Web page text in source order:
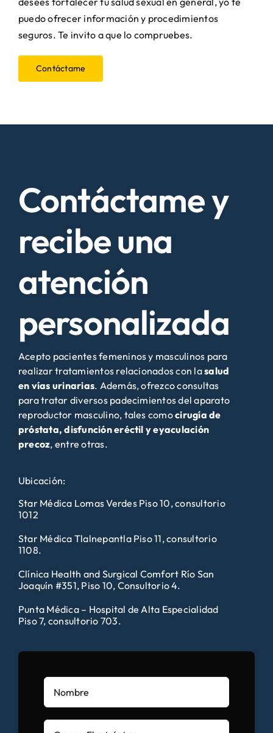
puedo ofrecer información y procedimientos
seguros. Te invito a que lo compruebes.
Contáctame
Contáctame y
recibe una
atención
personalizada
Acepto pacientes femeninos y masculinos para
realizar tratamientos relacionados con lasalud
en vías urinarias. Además, ofrezco consultas
para tratar diversos padecimientos del aparato
reproductor masculino, tales comocirugía de
próstata, disfunción eréctil y eyaculación
precoz, entre otras.
Ubicación:
Star Médica Lomas Verdes Piso 10, consultorio
1012
Star Médica Tlalnepantla Piso 11, consultorio
1108.
Clínica Health and Surgical Comfort Río San
Joaquín #351, Piso 10, Consultorio 4.
Punta Médica – Hospital de Alta Especialidad
Piso 7, consultorio 703.